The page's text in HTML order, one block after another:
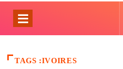
TAGS :IVOIRES